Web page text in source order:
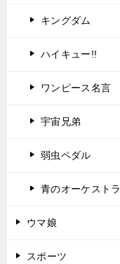
キングダム
ハイキュー!!
ワンピース名言
宇宙兄弟
弱虫ペダル
青のオーケストラ
ウマ娘
スポーツ